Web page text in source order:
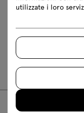
Istruzioni di montaggio
utilizzate i loro